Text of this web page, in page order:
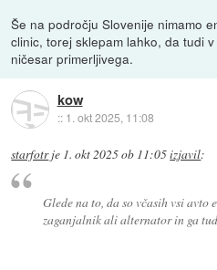
Še na področju Slovenije nimamo
clinic, torej sklepam lahko, da tudi
ničesar primerljivega.
kow
:: 1. okt 2025, 11:08
starfotrje 1. okt 2025 ob 11:05izjavil:
Glede na to, da so včasih vsi
zaganjalnik ali alternator in ga